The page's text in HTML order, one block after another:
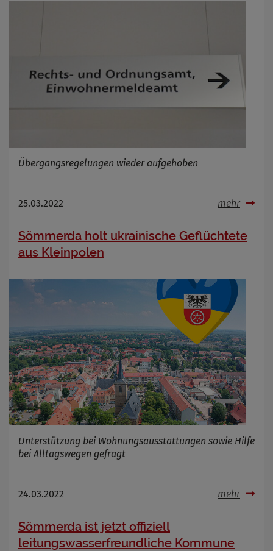
Übergangsregelungen wieder aufgehoben
25.03.2022 mehr
Sömmerda holt ukrainische Geflüchtete
aus Kleinpolen
Unterstützung bei Wohnungsausstattungen sowie Hilfe
bei Alltagswegen gefragt
24.03.2022 mehr
Sömmerda ist jetzt offiziell
leitungswasserfreundliche Kommune